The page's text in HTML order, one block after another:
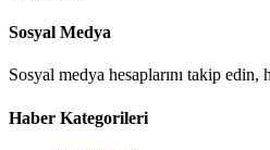
Sosyal Medya
Sosyal medya hesaplarını takip edin,
Haber Kategorileri